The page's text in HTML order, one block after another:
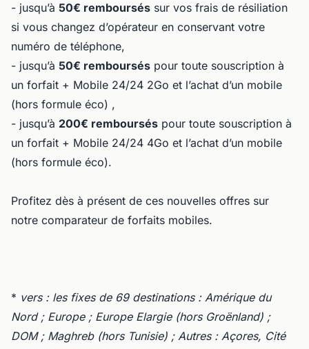
- jusqu’à 50€ remboursés sur vos frais de résiliation
si vous changez d’opérateur en conservant votre
numéro de téléphone,
- jusqu’à 50€ remboursés pour toute souscription à
un forfait + Mobile 24/24 2Go et l’achat d’un mobile
(hors formule éco) ,
- jusqu’à 200€ remboursés pour toute souscription à
un forfait + Mobile 24/24 4Go et l’achat d’un mobile
(hors formule éco).
Profitez dès à présent de ces nouvelles offres sur
notre comparateur de forfaits mobiles.
* vers : les fixes de 69 destinations : Amérique du
Nord ; Europe ; Europe Elargie (hors Groënland) ;
DOM ; Maghreb (hors Tunisie) ; Autres : Açores, Cité